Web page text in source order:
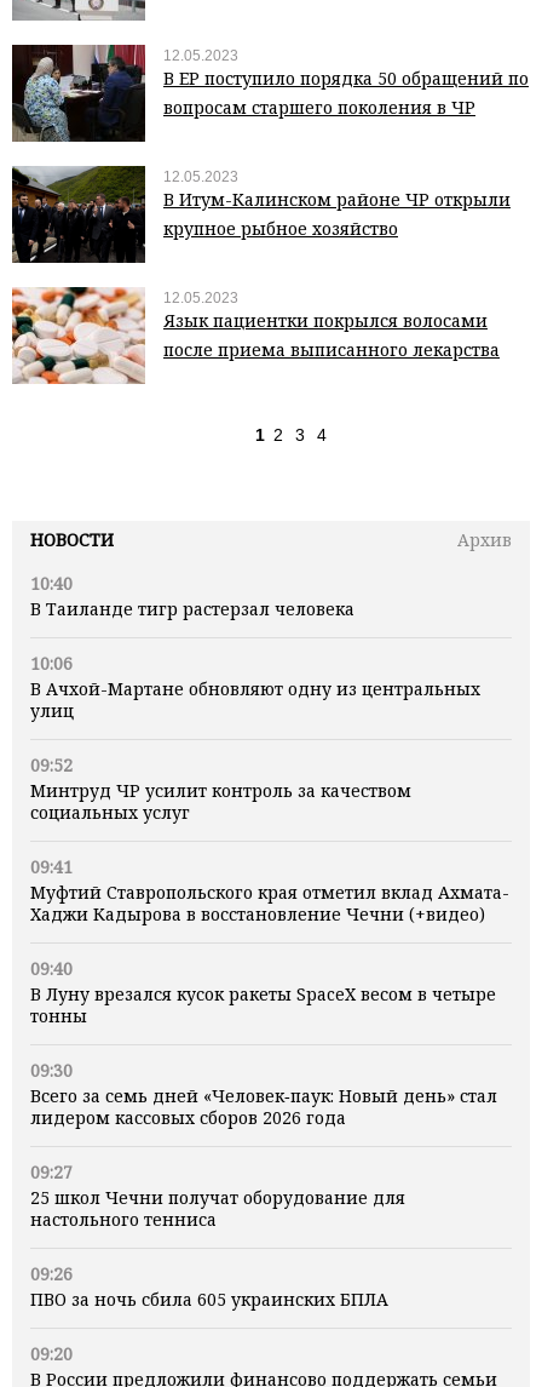
НОВОСТИ
Архив
10:40
В Таиланде тигр растерзал человека
10:06
В Ачхой-Мартане обновляют одну из центральных
улиц
09:52
Минтруд ЧР усилит контроль за качеством
социальных услуг
09:41
Муфтий Ставропольского края отметил вклад Ахмата-
Хаджи Кадырова в восстановление Чечни (+видео)
09:40
В Луну врезался кусок ракеты SpaceX весом в четыре
тонны
09:30
Всего за семь дней «Человек‑паук: Новый день» стал
лидером кассовых сборов 2026 года
09:27
25 школ Чечни получат оборудование для
настольного тенниса
09:26
ПВО за ночь сбила 605 украинских БПЛА
09:20
В России предложили финансово поддержать семьи
12.05.2023
В ЕР поступило порядка 50 обращений по
вопросам старшего поколения в ЧР
12.05.2023
В Итум-Калинском районе ЧР открыли
крупное рыбное хозяйство
12.05.2023
Язык пациентки покрылся волосами
после приема выписанного лекарства
1 2 3 4